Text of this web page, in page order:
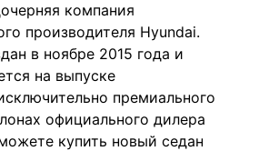
компания
производителя Hyundai.
в ноябре 2015 года и
на выпуске
премиального
официального дилера
купить новый седан